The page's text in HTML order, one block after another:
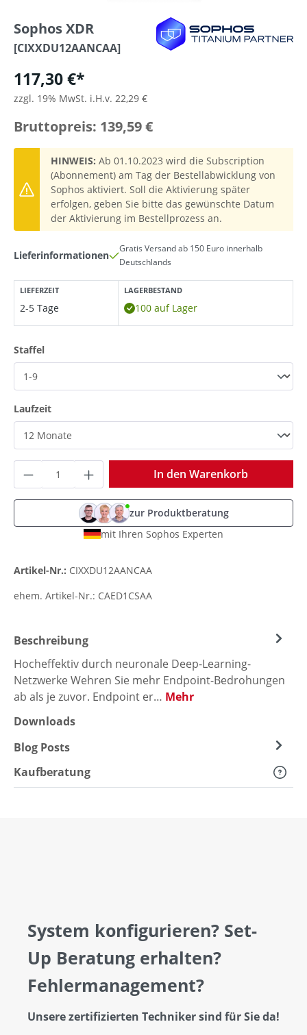
Sophos XDR
[CIXXDU12AANCAA]
117,30 €*
zzgl. 19% MwSt. i.H.v. 22,29 €
Bruttopreis: 139,59 €
HINWEIS: Ab 01.10.2023 wird die Subscription
(Abonnement) am Tag der Bestellabwicklung von
Sophos aktiviert. Soll die Aktivierung später
erfolgen, geben Sie bitte das gewünschte Datum
der Aktivierung im Bestellprozess an.
Lieferinformationen
Gratis Versand ab 150 Euro innerhalb
Deutschlands
LIEFERZEIT
2-5 Tage
LAGERBESTAND
100 auf Lager
Staffelauswählen
Laufzeitauswählen
Produkt Anzahl: Gib den gewünschten
In den Warenkorb
zur Produktberatung
mit Ihren Sophos Experten
Artikel-Nr.: CIXXDU12AANCAA
ehem. Artikel-Nr.: CAED1CSAA
Beschreibung
Hocheffektiv durch neuronale Deep-Learning-
Netzwerke Wehren Sie mehr Endpoint-Bedrohungen
ab als je zuvor. Endpoint er… Mehr
Downloads
Blog Posts
Kaufberatung
System konfigurieren? Set-
Up Beratung erhalten?
Fehlermanagement?
Unsere zertifizierten Techniker sind für Sie da!